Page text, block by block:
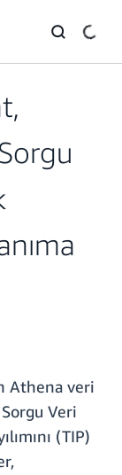
Athena veri
Veri
(TIP)